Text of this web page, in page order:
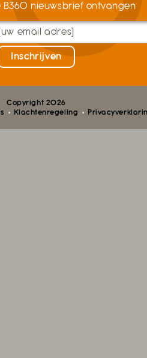
nieuwsbrief ontvangen
Copyright 2026
Klachtenregeling